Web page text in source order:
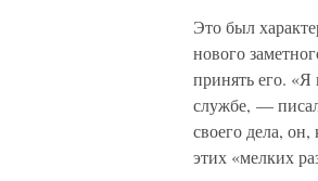
Это был
нового
принять его. «Я
службе, —
своего дела,
этих «мелких